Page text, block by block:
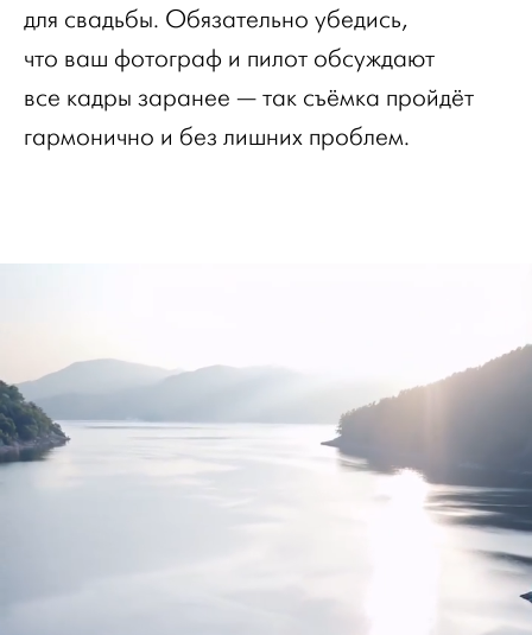
для свадьбы. Обязательно убедись,
что ваш фотограф и пилот обсуждают
все кадры заранее — так съёмка пройдёт
гармонично и без лишних проблем.